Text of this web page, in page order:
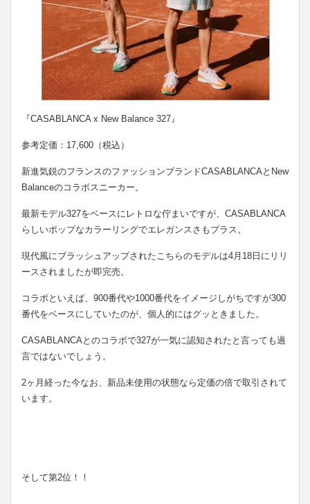
『CASABLANCA x New Balance 327』
参考定価：17,600（税込）
新進気鋭のフランスのファッションブランドCASABLANCAとNew
Balanceのコラボスニーカー。
最新モデル327をベースにレトロな佇まいですが、CASABLANCA
らしいポップなカラーリングでエレガンスさもプラス。
現代風にブラッシュアップされたこちらのモデルは4月18日にリリ
ースされましたが即完売。
コラボといえば、900番代や1000番代をイメージしがちですが300
番代をベースにしていたのが、個人的にはグッときました。
CASABLANCAとのコラボで327が一気に認知されたと言っても過
言ではないでしょう。
2ヶ月経った今なお、新品未使用の状態なら定価の倍で取引されて
います。
そして第2位！！